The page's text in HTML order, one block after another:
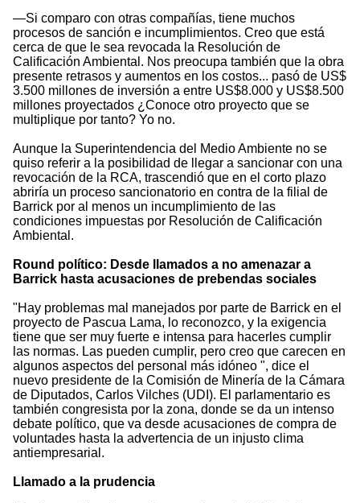
—Si comparo con otras compañías, tiene muchos
procesos de sanción e incumplimientos. Creo que está
cerca de que le sea revocada la Resolución de
Calificación Ambiental. Nos preocupa también que la obra
presente retrasos y aumentos en los costos... pasó de US$
3.500 millones de inversión a entre US$8.000 y US$8.500
millones proyectados ¿Conoce otro proyecto que se
multiplique por tanto? Yo no.
Aunque la Superintendencia del Medio Ambiente no se
quiso referir a la posibilidad de llegar a sancionar con una
revocación de la RCA, trascendió que en el corto plazo
abriría un proceso sancionatorio en contra de la filial de
Barrick por al menos un incumplimiento de las
condiciones impuestas por Resolución de Calificación
Ambiental.
Round político: Desde llamados a no amenazar a
Barrick hasta acusaciones de prebendas sociales
"Hay problemas mal manejados por parte de Barrick en el
proyecto de Pascua Lama, lo reconozco, y la exigencia
tiene que ser muy fuerte e intensa para hacerles cumplir
las normas. Las pueden cumplir, pero creo que carecen en
algunos aspectos del personal más idóneo ", dice el
nuevo presidente de la Comisión de Minería de la Cámara
de Diputados, Carlos Vilches (UDI). El parlamentario es
también congresista por la zona, donde se da un intenso
debate político, que va desde acusaciones de compra de
voluntades hasta la advertencia de un injusto clima
antiempresarial.
Llamado a la prudencia